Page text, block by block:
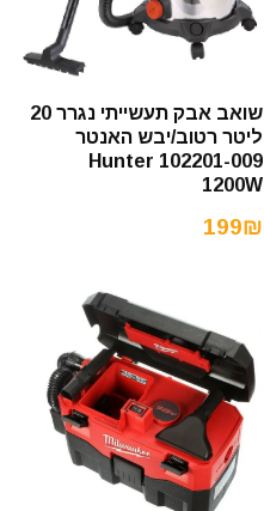
שואב אבק תעשייתי נגרר 20
ליטר רטוב/יבש האנטר
Hunter 102201-009
1200W
199₪